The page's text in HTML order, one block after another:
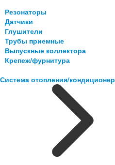
Резонаторы
Датчики
Глушители
Трубы приемные
Выпускные коллектора
Крепеж/фурнитура
Система отопления/кондиционер